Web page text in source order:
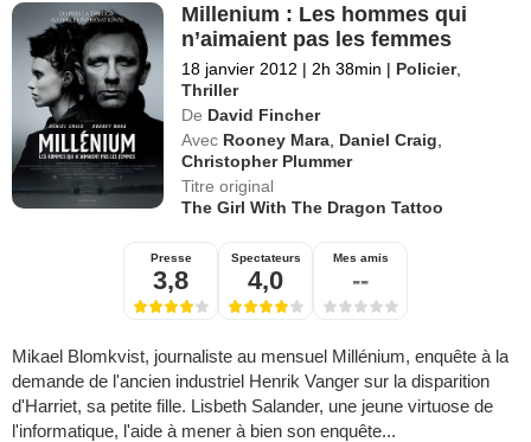
Millenium : Les hommes qui
n’aimaient pas les femmes
18 janvier 2012 | 2h 38min | Policier,
Thriller
De David Fincher
Avec Rooney Mara Daniel Craig
Christopher Plummer
Titre original
The Girl With The Dragon Tattoo
Presse
3,8
Spectateurs
4,0
Mes amis
--
Mikael Blomkvist, journaliste au mensuel Millénium, enquête à la
demande de l'ancien industriel Henrik Vanger sur la disparition
d'Harriet, sa petite fille. Lisbeth Salander, une jeune virtuose de
l'informatique, l'aide à mener à bien son enquête...